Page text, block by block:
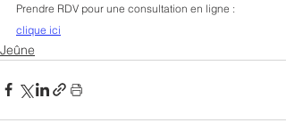
Prendre RDV pour une consultation en ligne :
clique ici
Jeûne